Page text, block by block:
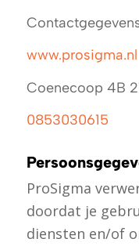
www.prosigma.nl
Coenecoop 4B
0853030615
ProSigma
doordat je
diensten en/of